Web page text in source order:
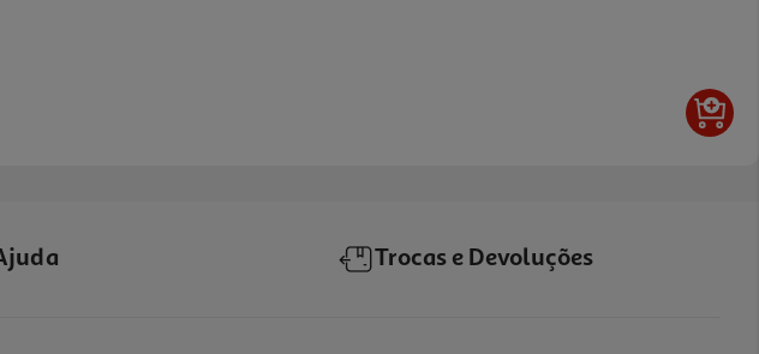
Trocas e Devoluções